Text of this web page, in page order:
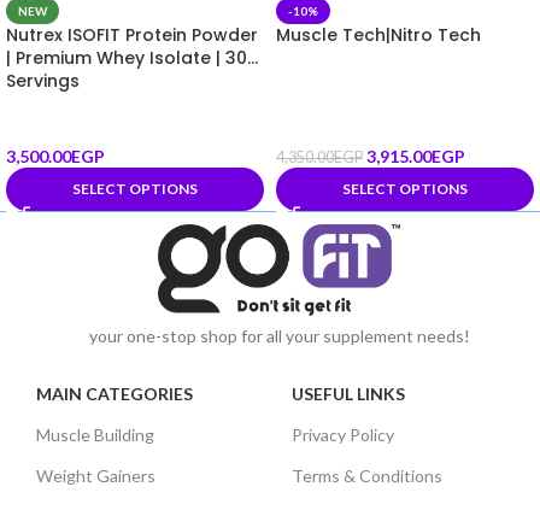
NEW
Nutrex ISOFIT Protein Powder
| Premium Whey Isolate | 30
Servings
3,500.00EGP
SELECT OPTIONS
-10%
Muscle Tech|Nitro Tech
4,350.00EGP 3,915.00EGP
SELECT OPTIONS
your one-stop shop for all your supplement needs!
MAIN CATEGORIES
Muscle Building
Weight Gainers
USEFUL LINKS
Privacy Policy
Terms & Conditions